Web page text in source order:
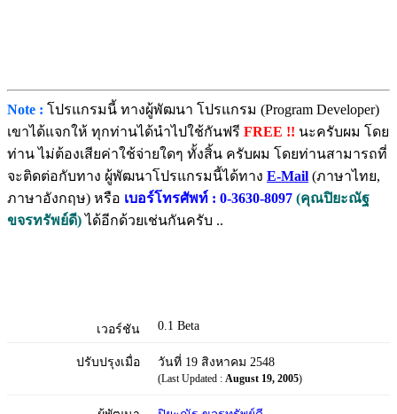
Note : โปรแกรมนี้ ทางผู้พัฒนา โปรแกรม (Program Developer)
เขาได้แจกให้ ทุกท่านได้นำไปใช้กันฟรี FREE !! นะครับผม โดย
ท่าน ไม่ต้องเสียค่าใช้จ่ายใดๆ ทั้งสิ้น ครับผม โดยท่านสามารถที่
จะติดต่อกับทาง ผู้พัฒนาโปรแกรมนี้ได้ทาง E-Mail (ภาษาไทย,
ภาษาอังกฤษ) หรือ เบอร์โทรศัพท์ : 0-3630-8097 (คุณปิยะณัฐ
ขจรทรัพย์ดี) ได้อีกด้วยเช่นกันครับ ..
เวอร์ชัน 0.1 Beta
ปรับปรุงเมื่อ วันที่ 19 สิงหาคม 2548
(Last Updated : August 19, 2005)